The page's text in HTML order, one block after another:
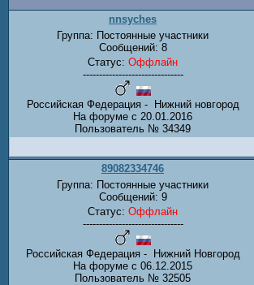
nnsyches
Группа: Постоянные участники
Сообщений: 8
Статус: Оффлайн
-------------------------------
Российская Федерация - Нижний новгород
На форуме с 20.01.2016
Пользователь № 34349
89082334746
Группа: Постоянные участники
Сообщений: 9
Статус: Оффлайн
-------------------------------
Российская Федерация - Нижний Новгород
На форуме с 06.12.2015
Пользователь № 32505